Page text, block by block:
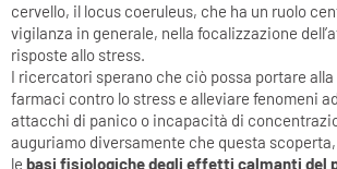
cervello, il locus coeruleus, che ha un ruolo
vigilanza in generale, nella focalizzazione
risposte allo stress.
I ricercatori sperano che ciò possa portare
farmaci contro lo stress e alleviare fenomeni
attacchi di panico o incapacità di
auguriamo diversamente che questa
le basi fisiologiche degli effetti calmanti del